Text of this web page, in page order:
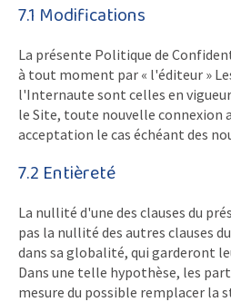
7.1 Modifications
La présente Politique de
à tout moment par « l'éditeur »
l'Internaute sont celles en
le Site, toute nouvelle connexion
acceptation le cas échéant des
7.2 Entièreté
La nullité d'une des clauses du
pas la nullité des autres clauses
dans sa globalité, qui garderont
Dans une telle hypothèse, les
mesure du possible remplacer la